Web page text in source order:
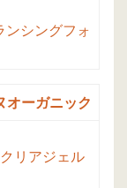
シングフォ
オーガニック
リアジェル